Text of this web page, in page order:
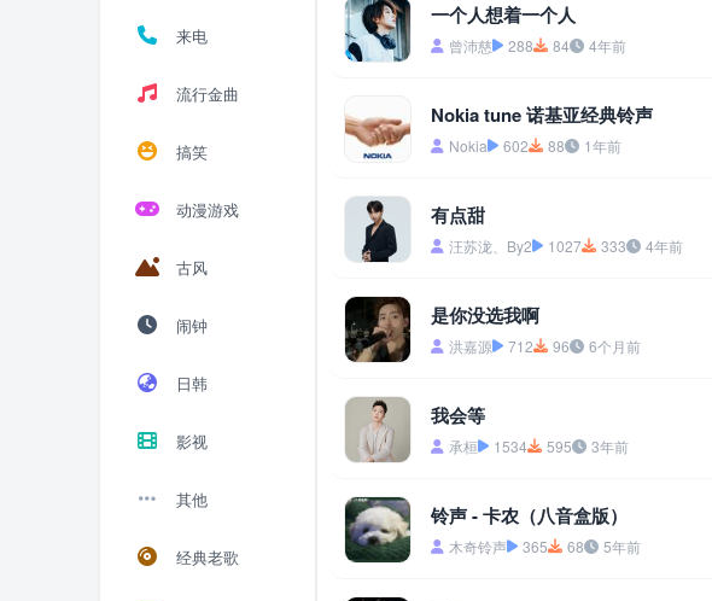
来电
流行金曲
搞笑
动漫游戏
古风
闹钟
日韩
影视
其他
经典老歌
一个人想着一个人
曾沛慈 288 84 4年前
Nokia tune 诺基亚经典铃声
Nokia 602 88 1年前
有点甜
汪苏泷、By2 1027 333 4年前
是你没选我啊
洪嘉源 712 96 6个月前
我会等
承桓 1534 595 3年前
铃声 - 卡农（八音盒版）
木奇铃声 365 68 5年前